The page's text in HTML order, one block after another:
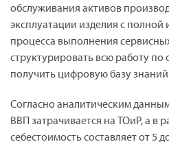
обслуживания активов
эксплуатации изделия с полной
процесса выполнения
структурировать всю работу
получить цифровую базу
Согласно аналитическим
ВВП затрачивается на ТОиР, а в
себестоимость составляет от 5